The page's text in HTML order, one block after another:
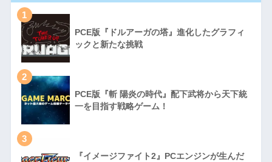
1
PCE版『ドルアーガの塔』進化したグラフィ
ックと新たな挑戦
2
PCE版『斬 陽炎の時代』配下武将から天下統
一を目指す戦略ゲーム！
3
『イメージファイト2』PCエンジンが生んだ